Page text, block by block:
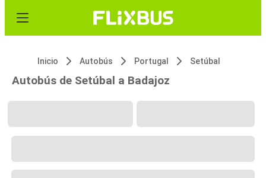
Inicio Autobús Portugal Setúbal
Autobús de Setúbal a Badajoz